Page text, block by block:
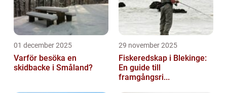
01 december 2025
Varför besöka en
skidbacke i Småland?
29 november 2025
Fiskeredskap i Blekinge:
En guide till
framgångsri...